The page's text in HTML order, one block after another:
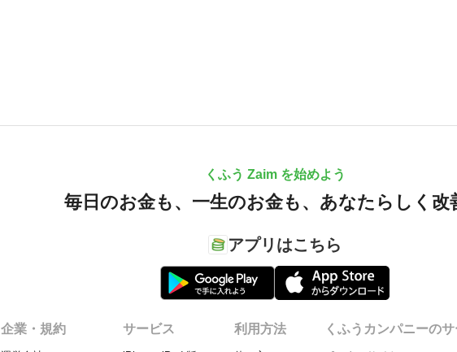
くふう Zaim を始めよう
毎日のお金も、 一生のお金も、 あなたらしく改
アプリはこちら
企業・規約 サービス 利用方法 くふうカンパニーのサ